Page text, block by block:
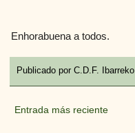
Enhorabuena a todos.
Publicado por C.D.F. Ibarreko
Entrada más reciente